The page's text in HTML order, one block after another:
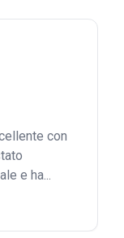
con
e ha...